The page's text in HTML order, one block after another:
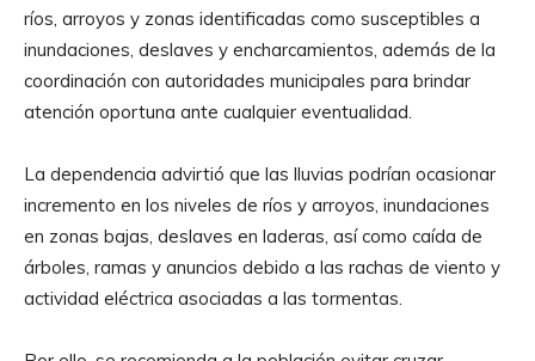
ríos, arroyos y zonas identificadas como susceptibles a
inundaciones, deslaves y encharcamientos, además de la
coordinación con autoridades municipales para brindar
atención oportuna ante cualquier eventualidad.
La dependencia advirtió que las lluvias podrían ocasionar
incremento en los niveles de ríos y arroyos, inundaciones
en zonas bajas, deslaves en laderas, así como caída de
árboles, ramas y anuncios debido a las rachas de viento y
actividad eléctrica asociadas a las tormentas.